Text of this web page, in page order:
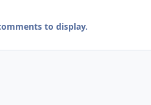
to display.